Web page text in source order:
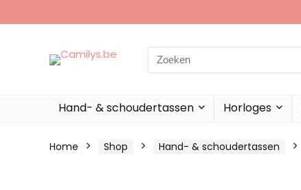
Search
for:
Hand- & schoudertassen Horloges
Home Shop Hand- & schoudertassen